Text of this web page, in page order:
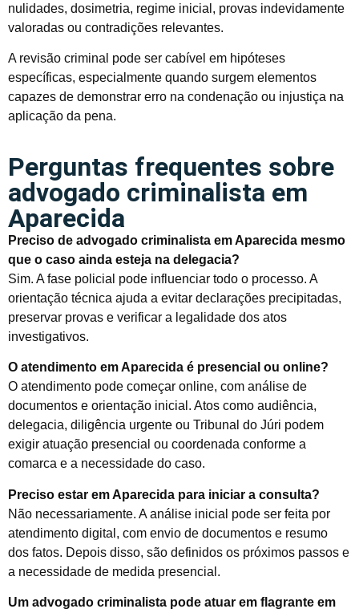
nulidades, dosimetria, regime inicial, provas indevidamente
valoradas ou contradições relevantes.
A revisão criminal pode ser cabível em hipóteses
específicas, especialmente quando surgem elementos
capazes de demonstrar erro na condenação ou injustiça na
aplicação da pena.
Perguntas frequentes sobre
advogado criminalista em
Aparecida
Preciso de advogado criminalista em Aparecida mesmo
que o caso ainda esteja na delegacia?
Sim. A fase policial pode influenciar todo o processo. A
orientação técnica ajuda a evitar declarações precipitadas,
preservar provas e verificar a legalidade dos atos
investigativos.
O atendimento em Aparecida é presencial ou online?
O atendimento pode começar online, com análise de
documentos e orientação inicial. Atos como audiência,
delegacia, diligência urgente ou Tribunal do Júri podem
exigir atuação presencial ou coordenada conforme a
comarca e a necessidade do caso.
Preciso estar em Aparecida para iniciar a consulta?
Não necessariamente. A análise inicial pode ser feita por
atendimento digital, com envio de documentos e resumo
dos fatos. Depois disso, são definidos os próximos passos e
a necessidade de medida presencial.
Um advogado criminalista pode atuar em flagrante em